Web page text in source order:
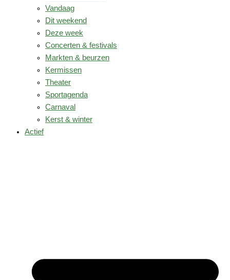
Vandaag
Dit weekend
Deze week
Concerten & festivals
Markten & beurzen
Kermissen
Theater
Sportagenda
Carnaval
Kerst & winter
Actief